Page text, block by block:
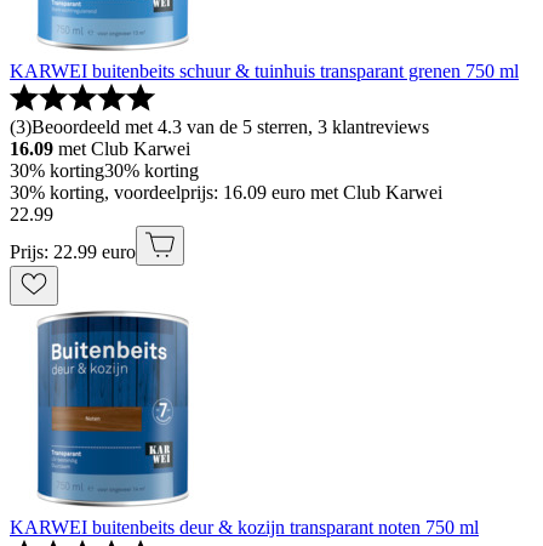
KARWEI buitenbeits schuur & tuinhuis transparant grenen 750 ml
(3)Beoordeeld met 4.3 van de 5 sterren, 3 klantreviews
16.09 met Club Karwei
30% korting30% korting
30% korting, voordeelprijs: 16.09 euro met Club Karwei
22.99
Prijs: 22.99 euro
KARWEI buitenbeits deur & kozijn transparant noten 750 ml